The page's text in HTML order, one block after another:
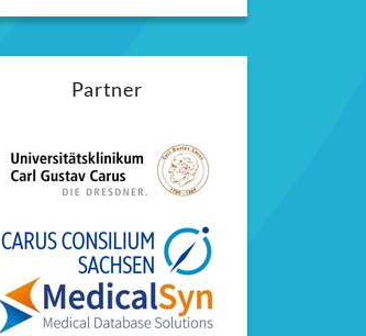
Partner